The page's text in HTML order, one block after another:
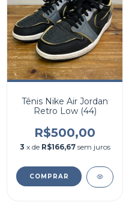
Tênis Nike Air Jordan
Retro Low (44)
R$500,00
3 x de R$166,67 sem juros
COMPRAR